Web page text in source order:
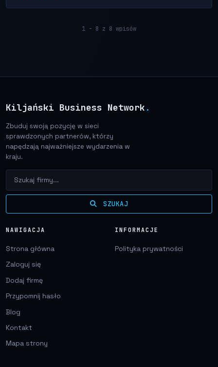
1 - 8 z 8 wpisów
Kiljański Business Network .
Zbuduj swoją pozycję w sieci
sprawdzonych partnerów, którzy
napędzają najważniejsze wydarzenia w
kraju.
SZUKAJ
NAWIGACJA
Strona główna
Zaloguj się
Dodaj firmę
Przypomnij hasło
Blog
Kontakt
Mapa strony
INFORMACJE
Polityka prywatności